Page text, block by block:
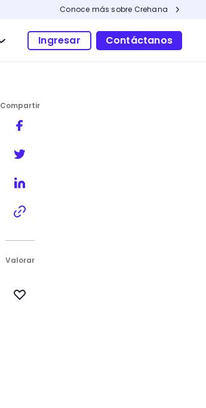
Conoce más sobre Crehana
Ingresar Contáctanos
Compartir
Valorar